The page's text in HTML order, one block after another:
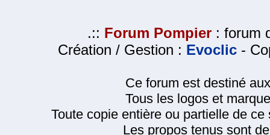
.:: Forum Pompier : forum
Création / Gestion : Evoclic -
Ce forum est destiné
Tous les logos et
Toute copie entière ou partielle de
Les propos tenus sont